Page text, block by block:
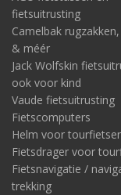
fietsuitrusting
Camelbak
& méér
Jack Wolfskin
ook voor kind
Vaude fietsuitrusting
Fietscomputers
Helm voor
Fietsdrager voor
Fietsnavigatie /
trekking